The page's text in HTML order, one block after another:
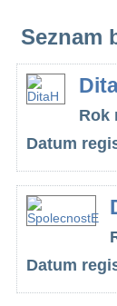
Seznam
Rok
Datum
Datum